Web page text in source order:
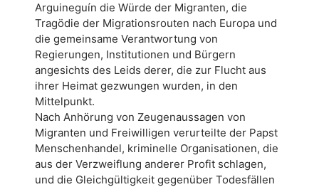
Arguineguín die Würde der Migranten, die
Tragödie der Migrationsrouten nach Europa und
die gemeinsame Verantwortung von
Regierungen, Institutionen und Bürgern
angesichts des Leids derer, die zur Flucht aus
ihrer Heimat gezwungen wurden, in den
Mittelpunkt.
Nach Anhörung von Zeugenaussagen von
Migranten und Freiwilligen verurteilte der Papst
Menschenhandel, kriminelle Organisationen, die
aus der Verzweiflung anderer Profit schlagen,
und die Gleichgültigkeit gegenüber Todesfällen